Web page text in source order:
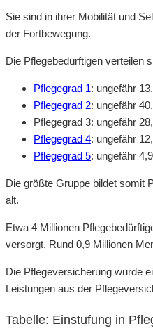
Sie sind in ihrer Mobilität und
der Fortbewegung.
Die Pflegebedürftigen verteilen
Pflegegrad 1: ungefähr
Pflegegrad 2: ungefähr
Pflegegrad 3: ungefähr
Pflegegrad 4: ungefähr
Pflegegrad 5: ungefähr
Die größte Gruppe bildet somit
alt.
Etwa 4 Millionen
versorgt. Rund 0,9 Millionen
Die Pflegeversicherung wurde
Leistungen aus der
Tabelle: Einstufung in